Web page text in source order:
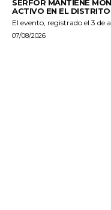
SERFOR MANTIENE
ACTIVO EN EL
El evento, registrado el 3 de
07/08/2026